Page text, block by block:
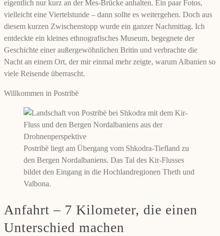
eigentlich nur kurz an der Mes-Brücke anhalten. Ein paar Fotos,
vielleicht eine Viertelstunde – dann sollte es weitergehen. Doch aus
diesem kurzen Zwischenstopp wurde ein ganzer Nachmittag. Ich
entdeckte ein kleines ethnografisches Museum, begegnete der
Geschichte einer außergewöhnlichen Britin und verbrachte die
Nacht an einem Ort, der mir einmal mehr zeigte, warum Albanien so
viele Reisende überrascht.
Willkommen in Postribë
Postribë liegt am Übergang vom Shkodra-Tiefland zu
den Bergen Nordalbaniens. Das Tal des Kir-Flusses
bildet den Eingang in die Hochlandregionen Theth und
Valbona.
Anfahrt – 7 Kilometer, die einen
Unterschied machen